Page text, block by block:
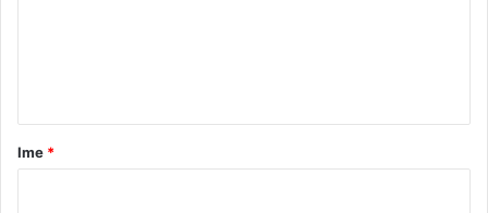
rIme *